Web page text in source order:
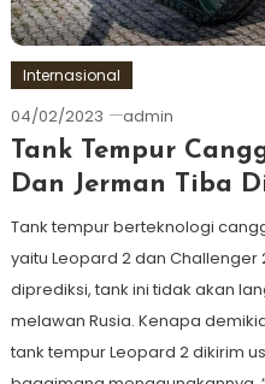
Internasional
04/02/2023 admin
Tank Tempur
Dan Jerman Tiba
Tank tempur berteknologi
yaitu Leopard 2 dan Challenger
diprediksi, tank ini tidak akan
melawan Rusia. Kenapa
tank tempur Leopard 2 dikirim